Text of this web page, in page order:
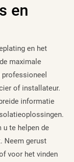
en
en het
maximale
of installateur.
informatie
u te helpen de
Neem gerust
voor het vinden